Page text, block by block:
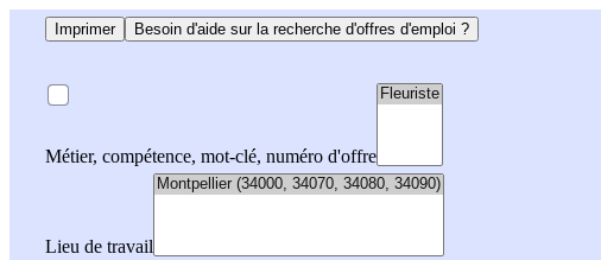
Imprimer Besoin d'aide sur la recherche d'offres d'emploi ?
Métier, compétence, mot-clé, numéro d'offre
Lieu de travail